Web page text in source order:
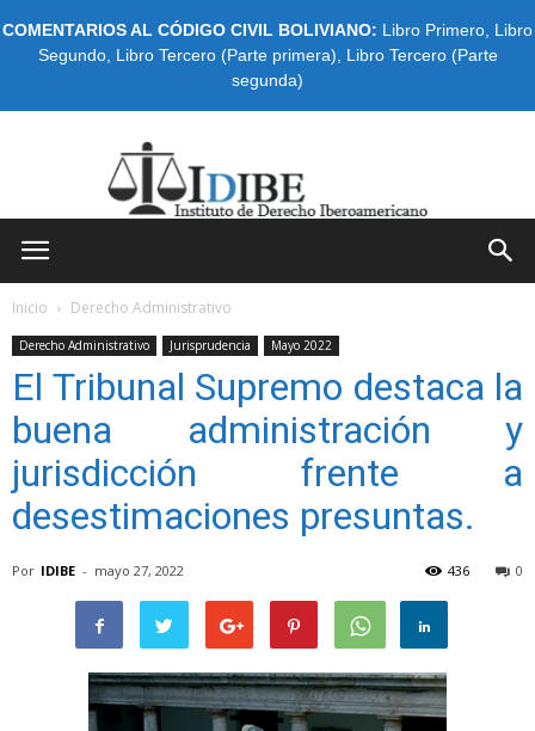
COMENTARIOS AL CÓDIGO CIVIL BOLIVIANO: Libro Primero Libro
Segundo, Libro Tercero (Parte primera)
Libro Tercero (Parte
segunda)
Inicio Derecho Administrativo
Derecho Administrativo Jurisprudencia Mayo 2022
El Tribunal Supremo destaca la
buena administración y
jurisdicción frente a
desestimaciones presuntas.
Por IDIBE - mayo 27, 2022 0
436